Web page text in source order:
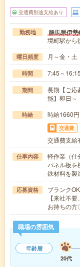
交通費別途支給あり
勤務地 群馬県伊
境町駅から
曜日頻度 月～金・土
時間 7:45～
期間
長期【ご応
能】即日～
時給 時給1660
交通費
交通費支給
仕事内容
軽作業（仕
パネル板を
鉄材料を製
応募資格
ブランク
【来社不
お持ちの
職場の雰囲気
年齢層
20代